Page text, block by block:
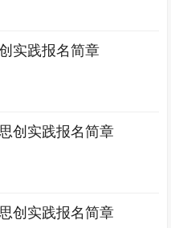
实践报名简章
创实践报名简章
创实践报名简章